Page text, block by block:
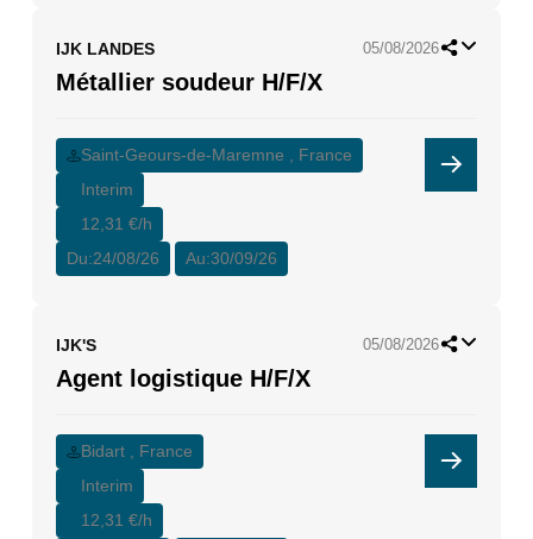
IJK LANDES 05/08/2026
Métallier soudeur H/F/X
Saint-Geours-de-Maremne , France
Interim
12,31 €/h
Du:24/08/26 Au:30/09/26
IJK'S 05/08/2026
Agent logistique H/F/X
Bidart , France
Interim
12,31 €/h